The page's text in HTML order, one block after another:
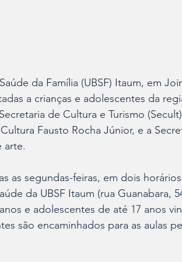
da Família (UBSF) Itaum, em
a crianças e adolescentes da
de Cultura e Turismo
Fausto Rocha Júnior, e a
arte.
as segundas-feiras, em dois
da UBSF Itaum (rua Guanabara,
e adolescentes de até 17 anos
são encaminhados para as aulas